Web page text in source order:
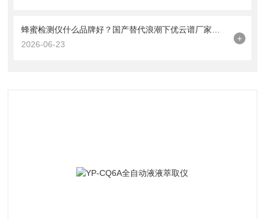
蜂蜜检测仪什么品牌好？国产替代浪潮下优云谱厂家技术实力评测
2026-06-23
+